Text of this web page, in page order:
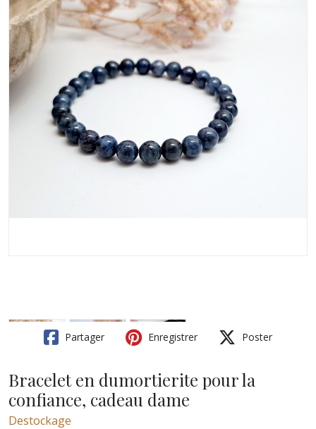
Partager Enregistrer Poster
Bracelet en dumortierite pour la
confiance, cadeau dame
Destockage